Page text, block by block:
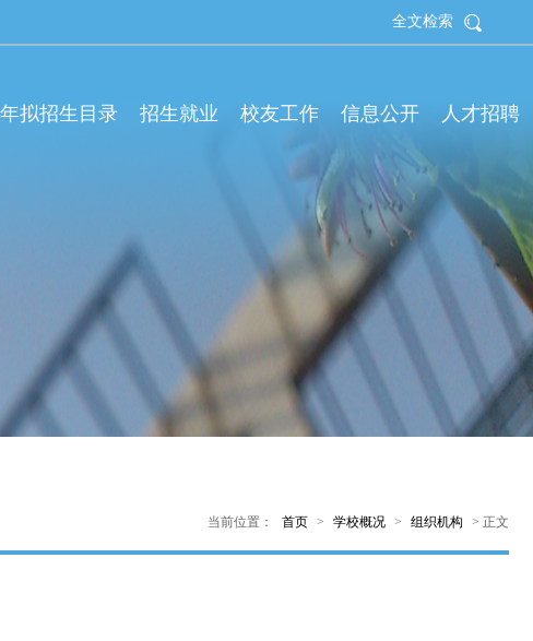
全文检索
拟招生目录 招生就业 校友工作 信息公开 人才招聘
当前位置： 首页 > 学校概况 > 组织机构 > 正文